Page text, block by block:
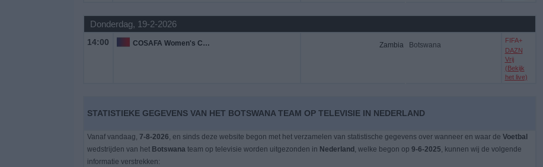
Donderdag, 19-2-2026
14:00 COSAFA Women's Championship Zambia Botswana
FIFA+
DAZN
Vrij
(Bekijk
het live)
STATISTIEKE GEGEVENS VAN HET BOTSWANA TEAM OP TELEVISIE IN NEDERLAND
Vanaf vandaag, 7-8-2026, en sinds deze website begon met het verzamelen van statistische gegevens over wanneer en waar de Voetbal
wedstrijden van het Botswanateam op televisie worden uitgezonden in Nederland , welke begon op 9-6-2025, kunnen wij de volgende
informatie verstrekken: